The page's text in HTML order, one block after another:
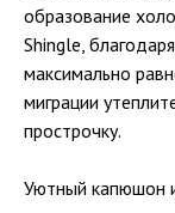
образование
Shingle,
максимально
миграции
прострочку.
Уютный капюшон